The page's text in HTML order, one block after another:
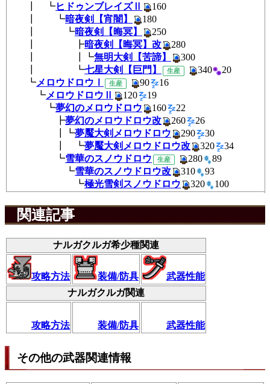
┃ ┗ヒドゥンブレイズⅡ
160
┃ ┗暗夜剣【宵闇】
180
┃ ┗暗夜剣【晦冥】
250
┃ ┣暗夜剣【晦冥】改
280
┃ ┃┗無明大剣【苦諦】
300
┃ ┗七星大剣【巨門】 生産 340
┗メロウドロウⅠ 生産 90
┗メロウドロウⅡ 120
19
┗夢幻のメロウドロウ 160
┣夢幻のメロウドロウ改 260
┃┗夢魘大剣メロウドロウ 290
┃ ┗夢魘大剣メロウドロウ改 320
┗雪華のスノウドロウ 生産 280
┗雪華のスノウドロウ改 310
┗極光雪剣スノウドロウ 320
関連記事
ナルガクルガ希少種関連
攻略方法 装備/防具
武器性能
ナルガクルガ関連
攻略方法 装備/防具 武器性能
その他の武器関連情報